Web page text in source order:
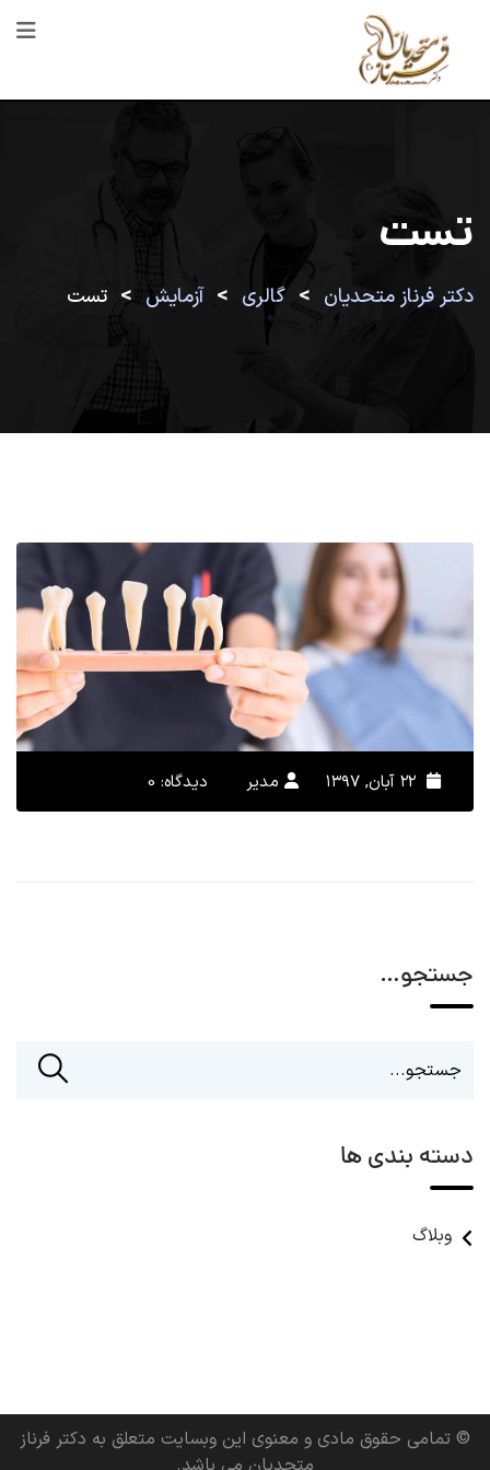
تست
دکتر فرناز متحدیان > گالری > آزمایش > تست
مدیر دیدگاه: 0
جستجو…
دسته بندی ها
وبلاگ
© تمامی حقوق مادی و معنوی این وبسایت متعلق به دکتر فرناز